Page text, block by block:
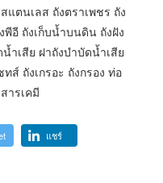
แตนเลส ถังตราเพชร ถัง
พีอี ถังเก็บน้ำบนดิน ถังฝัง
ำเสีย ฝาถังบำบัดน้ำเสีย
ส์ ถังเกรอะ ถังกรอง ท่อ
ารเคมี
แชร์